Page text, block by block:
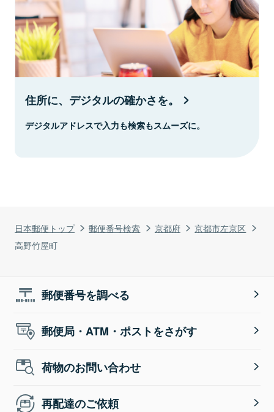
日本郵便トップ 郵便番号検索 京都府
京都市左京区
高野竹屋町
住所に、デジタルの確かさを。
デジタルアドレスで入力も検索もスムーズに。
郵便番号を調べる
郵便局・ATM・ポストをさがす
荷物のお問い合わせ
再配達のご依頼